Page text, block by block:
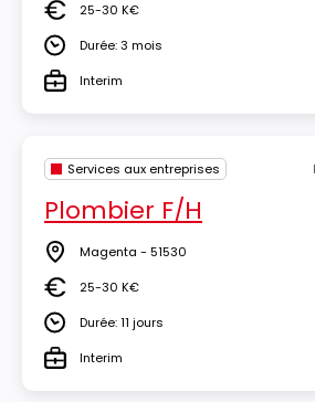
Salaire25-30 K€
DuréeDurée: 3 mois
TypeInterim
Services aux entreprises
Plombier F/H
Lieu Magenta - 51530
Salaire25-30 K€
DuréeDurée: 11 jours
TypeInterim